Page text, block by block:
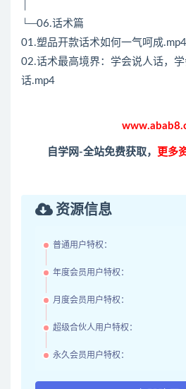
└─06.话术篇
01.塑品开款话术如何一气呵成.mp4
02.话术最高境界：学会说人话，
话.mp4
自学网-全站免费获取， 更多
资源信息
普通用户特权：
年度会员用户特权：
月度会员用户特权：
超级合伙人用户特权：
永久会员用户特权：